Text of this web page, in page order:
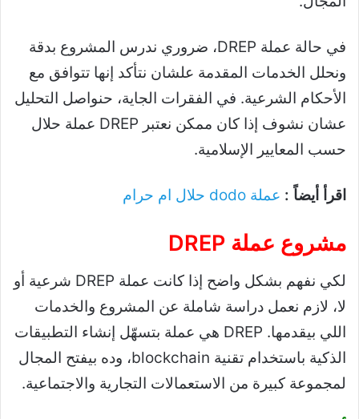
في حالة عملة DREP، ضروري ندرس المشروع بدقة
ونحلل الخدمات المقدمة علشان نتأكد إنها تتوافق مع
الأحكام الشرعية. في الفقرات الجاية، حنواصل التحليل
عشان نشوف إذا كان ممكن نعتبر DREP عملة حلال
حسب المعايير الإسلامية.
اقرأ أيضاً : عملة dodo حلال ام حرام
مشروع عملة DREP
لكي نفهم بشكل واضح إذا كانت عملة DREP شرعية أو
لا، لازم نعمل دراسة شاملة عن المشروع والخدمات
اللي بيقدمها. DREP هي عملة بتسهّل إنشاء التطبيقات
الذكية باستخدام تقنية blockchain، وده بيفتح المجال
لمجموعة كبيرة من الاستعمالات التجارية والاجتماعية.